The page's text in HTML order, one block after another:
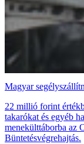
Magyar
22 millió forint
takarókat és egyéb
menekülttáborba az
Büntetésvégrehajtás.